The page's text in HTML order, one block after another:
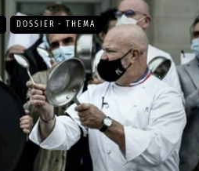
DOSSIER - THEMA